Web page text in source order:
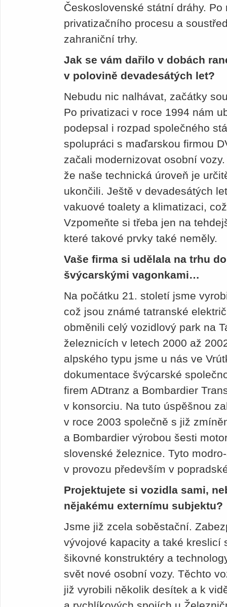
Československé státní dráhy.
privatizačního procesu a
zahraniční trhy.
Jak se vám dařilo v dobách
v polovině devadesátých let?
Nebudu nic nalhávat, začátky
Po privatizaci v roce 1994 nám
podepsal i rozpad společného
spolupráci s maďarskou firmou
začali modernizovat osobní
že naše technická úroveň je
ukončili. Ještě v devadesátých
vakuové toalety a klimatizaci,
Vzpomeňte si třeba jen na
které takové prvky také neměly.
Vaše firma si udělala na trhu
švýcarskými vagonkami…
Na počátku 21. století jsme
což jsou známé tatranské
obměnili celý vozidlový park na
železnicích v letech 2000 až
alpského typu jsme u nás ve
dokumentace švýcarské
firem ADtranz a Bombardier
v konsorciu. Na tuto úspěšnou
v roce 2003 společně s již
a Bombardier výrobou šesti
slovenské železnice. Tyto
v provozu především v
Projektujete si vozidla sami,
nějakému externímu subjektu?
Jsme již zcela soběstační.
vývojové kapacity a také kreslicí
šikovné konstruktéry a
svět nové osobní vozy. Těchto
již vyrobili několik desítek a k